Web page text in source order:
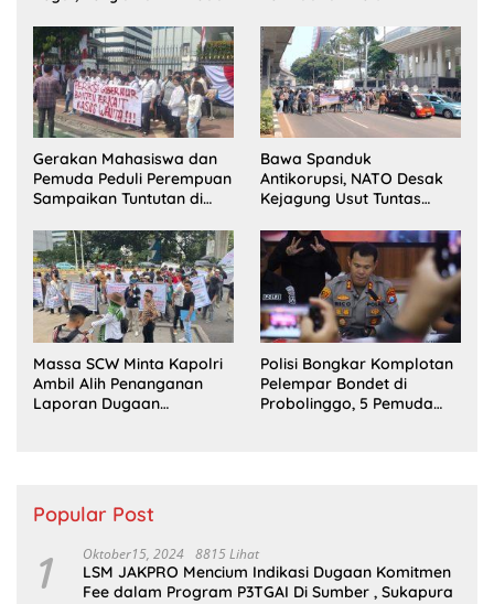
Gerakan Mahasiswa dan
Pemuda Peduli Perempuan
Sampaikan Tuntutan di
Bawa Spanduk
Antikorupsi, NATO Desak
Kejagung Usut Tuntas
Massa SCW Minta Kapolri
Ambil Alih Penanganan
Laporan Dugaan
Polisi Bongkar Komplotan
Pelempar Bondet di
Probolinggo, 5 Pemuda
Popular Post
1 Oktober15, 2024 8815 Lihat
LSM JAKPRO Mencium Indikasi Dugaan Komitmen
Fee dalam Program P3TGAI Di Sumber , Sukapura